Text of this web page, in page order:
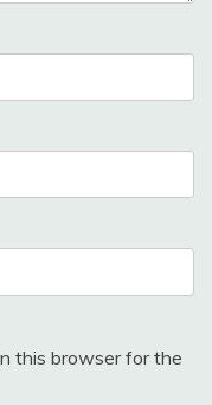
this browser for the